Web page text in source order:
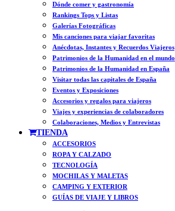
Dónde comer y gastronomía
Rankings Tops y Listas
Galerías Fotográficas
Mis canciones para viajar favoritas
Anécdotas, Instantes y Recuerdos Viajeros
Patrimonios de la Humanidad en el mundo
Patrimonios de la Humanidad en España
Visitar todas las capitales de España
Eventos y Exposiciones
Accesorios y regalos para viajeros
Viajes y experiencias de colaboradores
Colaboraciones, Medios y Entrevistas
TIENDA
ACCESORIOS
ROPA Y CALZADO
TECNOLOGÍA
MOCHILAS Y MALETAS
CAMPING Y EXTERIOR
GUÍAS DE VIAJE Y LIBROS